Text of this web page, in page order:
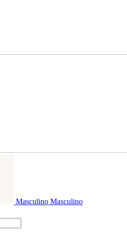
Masculino Masculino